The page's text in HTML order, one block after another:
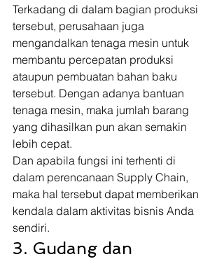
Terkadang di dalam bagian produksi
tersebut, perusahaan juga
mengandalkan tenaga mesin untuk
membantu percepatan produksi
ataupun pembuatan bahan baku
tersebut. Dengan adanya bantuan
tenaga mesin, maka jumlah barang
yang dihasilkan pun akan semakin
lebih cepat.
Dan apabila fungsi ini terhenti di
dalam perencanaan Supply Chain,
maka hal tersebut dapat memberikan
kendala dalam aktivitas bisnis Anda
sendiri.
3. Gudang dan